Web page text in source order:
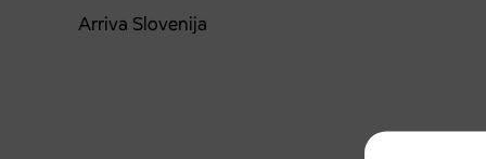
Arriva Slovenija